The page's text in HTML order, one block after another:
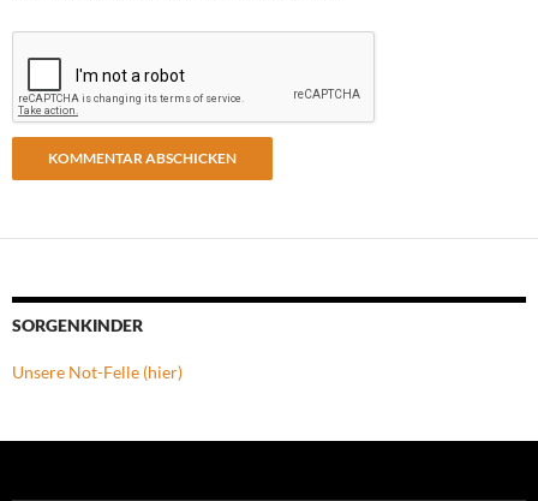
SORGENKINDER
Unsere Not-Felle (hier)